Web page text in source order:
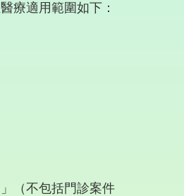
療適用範圍如下：
（不包括門診案件